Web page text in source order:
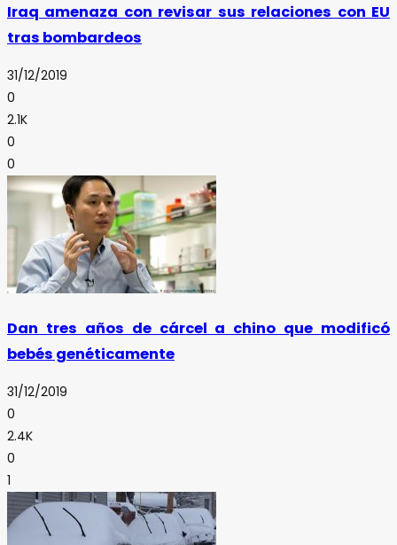
Iraq amenaza con revisar sus relaciones con EU
tras bombardeos
31/12/2019
0
2.1K
0
0
Dan tres años de cárcel a chino que modificó
bebés genéticamente
31/12/2019
0
2.4K
0
1